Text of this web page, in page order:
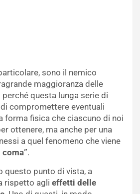
sono il nemico
maggioranza delle
questa lunga serie di
compromettere eventuali
forma fisica che ciascuno di noi
ottenere, ma anche per una
a quel fenomeno che viene
coma”.
questo punto di vista, a
rispetto agli effetti delle